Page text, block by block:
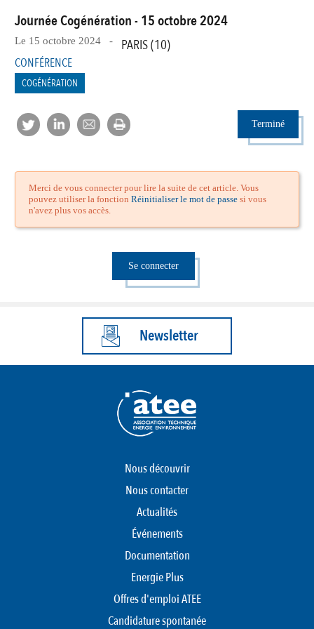
Journée Cogénération - 15 octobre 2024
Le 15 octobre 2024 - PARIS (10)
CONFÉRENCE
COGÉNÉRATION
Terminé
Merci de vous connecter pour lire la suite de cet article. Vous
pouvez utiliser la fonctionRéinitialiser le mot de passe si vous
n'avez plus vos accès.
Se connecter
Newsletter
Nous découvrir
Nous contacter
Actualités
Événements
Documentation
Energie Plus
Offres d'emploi ATEE
Candidature spontanée